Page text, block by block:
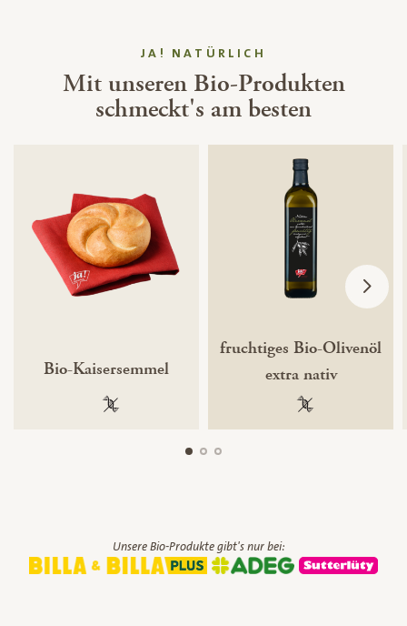
JA! NATÜRLICH
Mit unseren Bio-Produkten
schmeckt's am besten
Bio-Kaisersemmel
100 % gentechnikfrei
fruchtiges Bio-Olivenöl
extra nativ
100 %
Unsere Bio-Produkte gibt's nur bei: